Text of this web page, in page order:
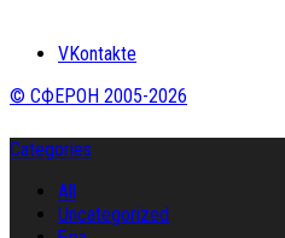
VKontakte
© СФЕРОН 2005-2026
Categories
All
Uncategorized